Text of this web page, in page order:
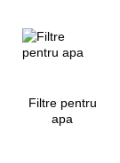
Filtre pentru
apa